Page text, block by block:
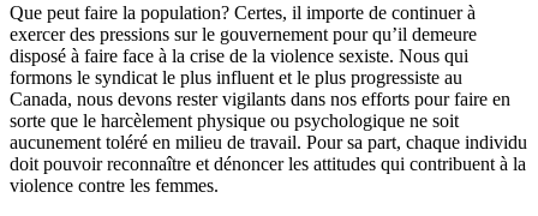
Que peut faire la population? Certes, il importe de continuer à
exercerdes pressions surle gouvernement pourqu’il demeure
disposé à faire face à la crise de la violence sexiste. Nous qui
formons le syndicat le plus influent et le plus progressiste au
Canada, nous devons restervigilants dans nos efforts pour faire en
sorte que le harcèlement physique ou psychologique ne soit
aucunement toléré en milieu de travail. Poursa part, chaque individu
doit pouvoir reconnaître et dénoncerles attitudes qui contribuent à la
violence contre les femmes.